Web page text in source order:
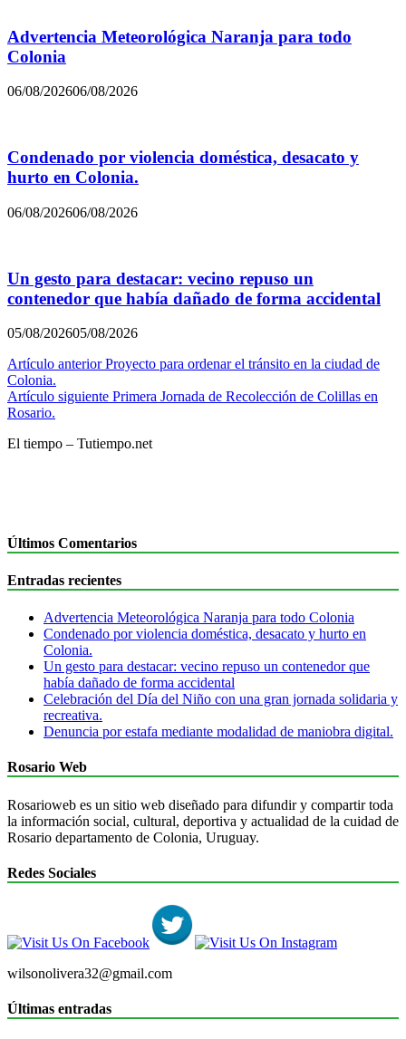
Advertencia Meteorológica Naranja para todo
Colonia
06/08/202606/08/2026
Condenado por violencia doméstica, desacato y
hurto en Colonia.
06/08/202606/08/2026
Un gesto para destacar: vecino repuso un
contenedor que había dañado de forma accidental
05/08/202605/08/2026
Navegación
de
entradas
Artículo anterior Proyecto para ordenar el tránsito en la ciudad de
Colonia.
Artículo siguiente Primera Jornada de Recolección de Colillas en
Rosario.
El tiempo – Tutiempo.net
Últimos Comentarios
Entradas recientes
Advertencia Meteorológica Naranja para todo Colonia
Condenado por violencia doméstica, desacato y hurto en
Colonia.
Un gesto para destacar: vecino repuso un contenedor que
había dañado de forma accidental
Celebración del Día del Niño con una gran jornada solidaria y
recreativa.
Denuncia por estafa mediante modalidad de maniobra digital.
Rosario Web
Rosarioweb es un sitio web diseñado para difundir y compartir toda
la información social, cultural, deportiva y actualidad de la cuidad de
Rosario departamento de Colonia, Uruguay.
Redes Sociales
wilsonolivera32@gmail.com
Últimas entradas